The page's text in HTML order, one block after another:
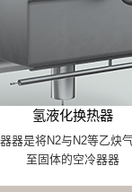
氢液化换热器
器是将N2与N2等乙炔
至固体的空冷器器